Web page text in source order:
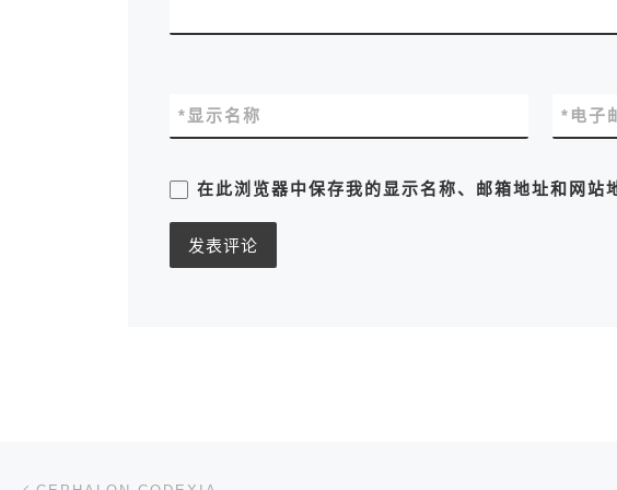
显示名称
* 电子
*
在此浏览器中保存我的显示名称、邮箱地址和网站
文章导航